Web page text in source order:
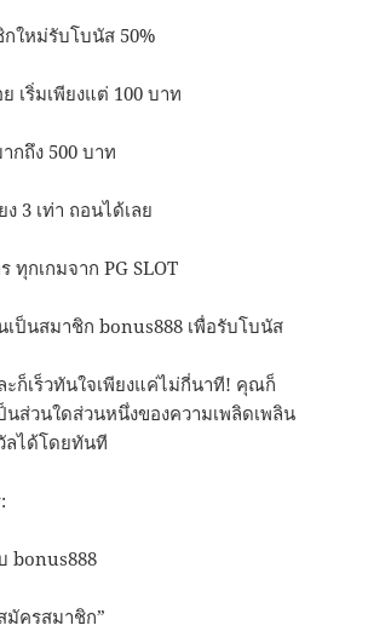
ใหม่รับโบนัส 50%
เริ่มเพียงแต่ 100 บาท
กถึง 500 บาท
ง 3 เท่า ถอนได้เลย
ทุกเกมจาก PG SLOT
ป็นสมาชิก bonus888 เพื่อรับโบนัส
ะก็เร็วทันใจเพียงแค่ไม่กี่นาที! คุณก็
นส่วนใดส่วนหนึ่งของความเพลิดเพลิน
ลได้โดยทันที
bonus888
มัครสมาชิก”